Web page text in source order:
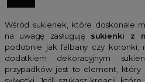
Wśród sukienek, które doskonale
na uwagę zasługują sukienki z
podobnie jak falbany czy koronki,
dodatkiem dekoracyjnym
przypadków jest to element, który
sylwetki. Jeśli szukasz kreacji,